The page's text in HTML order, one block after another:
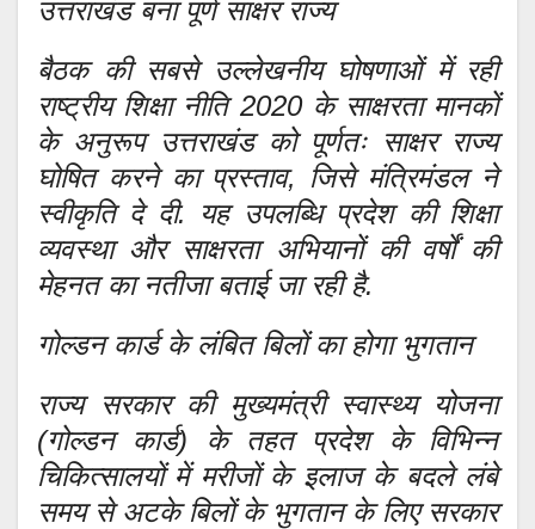
उत्तराखंड बना पूर्ण साक्षर राज्य
बैठक की सबसे उल्लेखनीय घोषणाओं में रही
राष्ट्रीय शिक्षा नीति 2020 के साक्षरता मानकों
के अनुरूप उत्तराखंड को पूर्णतः साक्षर राज्य
घोषित करने का प्रस्ताव, जिसे मंत्रिमंडल ने
स्वीकृति दे दी. यह उपलब्धि प्रदेश की शिक्षा
व्यवस्था और साक्षरता अभियानों की वर्षों की
मेहनत का नतीजा बताई जा रही है.
गोल्डन कार्ड के लंबित बिलों का होगा भुगतान
राज्य सरकार की मुख्यमंत्री स्वास्थ्य योजना
(गोल्डन कार्ड) के तहत प्रदेश के विभिन्न
चिकित्सालयों में मरीजों के इलाज के बदले लंबे
समय से अटके बिलों के भुगतान के लिए सरकार